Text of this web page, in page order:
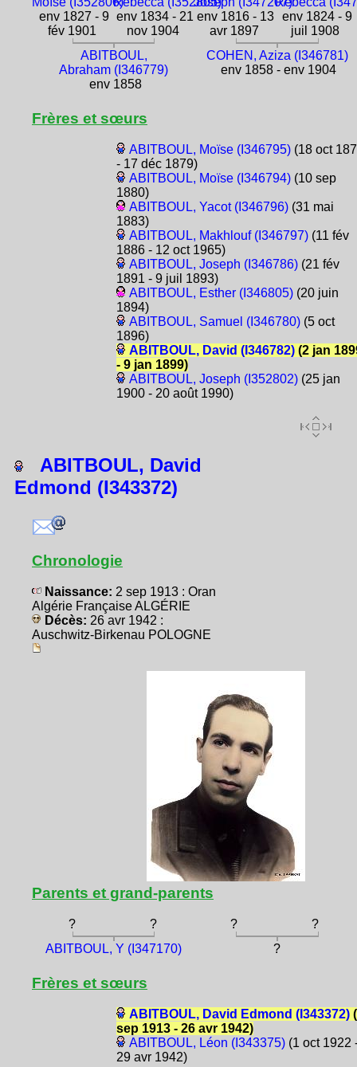
env 1827 - 9
fév 1901
env 1834 - 21
nov 1904
env 1816 - 13
avr 1897
env 1824 - 9
juil 1908
ABITBOUL,
Abraham (I346779)
env 1858
COHEN, Aziza (I346781)
env 1858 - env 1904
Frères et sœurs
ABITBOUL, Moïse (I346795)(18 oct
- 17 déc 1879)
ABITBOUL, Moïse (I346794)(10 sep
1880)
ABITBOUL, Yacot (I346796)(31 mai
1883)
ABITBOUL, Makhlouf (I346797)(11 fév
1886 - 12 oct 1965)
ABITBOUL, Joseph (I346786)(21 fév
1891 - 9 juil 1893)
ABITBOUL, Esther (I346805)(20 juin
1894)
ABITBOUL, Samuel (I346780)(5 oct
1896)
ABITBOUL, David (I346782)(2 jan
- 9 jan 1899)
ABITBOUL, Joseph (I352802)(25 jan
1900 - 20 août 1990)
ABITBOUL, David
Edmond (I343372)
Chronologie
Naissance: 2 sep 1913 : Oran
Algérie Française ALGÉRIE
Décès: 26 avr 1942 :
Auschwitz-Birkenau POLOGNE
Parents et grand-parents
? ? ?
?
ABITBOUL, Y (I347170)
?
Frères et sœurs
ABITBOUL, David Edmond (I343372)
sep 1913 - 26 avr 1942)
ABITBOUL, Léon (I343375)(1 oct 1922
29 avr 1942)